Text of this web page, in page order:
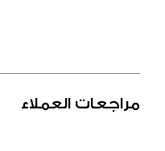
مرصع
مرصع
مراجعات العملاء